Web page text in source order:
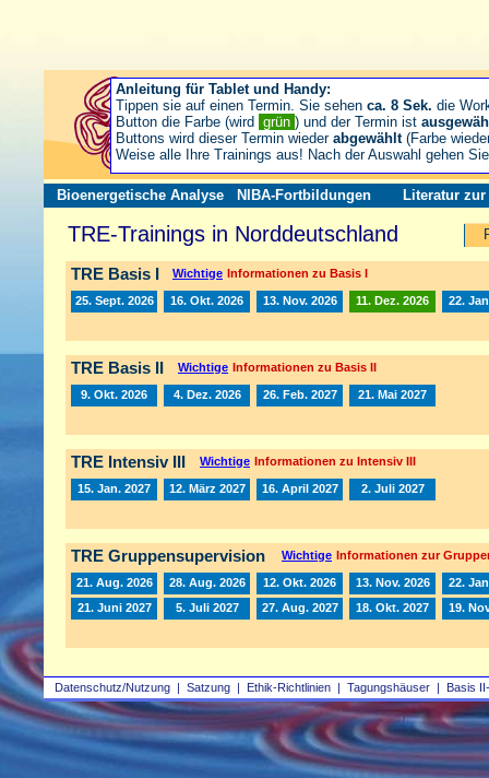
Datenschutz/Nutzung | Satzung | Ethik-Richtlinien | Tagungshäuser | Basis
Bioenergetische Analyse NIBA-Fortbildungen Literatur zur
TRE-Trainings in Norddeutschland
TRE Basis I Wichtige Informationen zu Basis I
25. Sept. 2026 16. Okt. 2026 13. Nov. 2026 11. Dez. 2026 22.
TRE Basis II Wichtige Informationen zu Basis II
9. Okt. 2026 4. Dez. 2026 26. Feb. 2027 21. Mai 2027
TRE Intensiv III Wichtige Informationen zu Intensiv III
15. Jan. 2027 12. März 2027 16. April 2027 2. Juli 2027
TRE Gruppensupervision Wichtige Informationen zur
21. Aug. 2026 28. Aug. 2026 12. Okt. 2026 13. Nov. 2026
22.
21. Juni 2027
5. Juli 2027 27. Aug. 2027 18. Okt. 2027 19.
Anleitung für Tablet und Handy:
Tippen sie auf einen Termin. Sie sehen ca. 8 Sek. die
Button die Farbe (wird grün ) und der Termin ist
Buttons wird dieser Termin wieder abgewählt(Farbe
Weise alle Ihre Trainings aus! Nach der Auswahl gehen